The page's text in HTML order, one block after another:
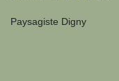
Paysagiste Digny